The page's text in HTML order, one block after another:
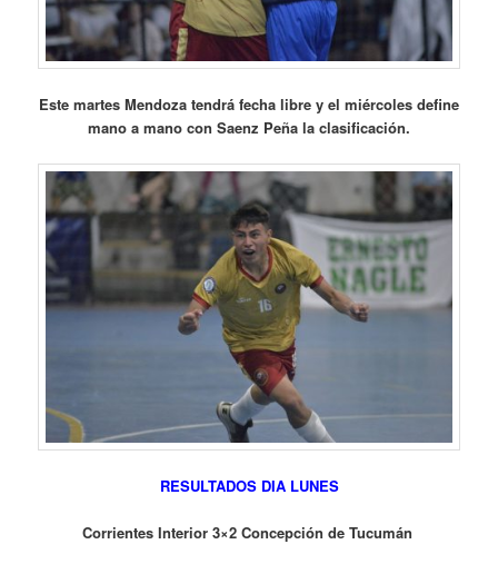
Este martes Mendoza tendrá fecha libre y el miércoles define
mano a mano con Saenz Peña la clasificación.
RESULTADOS DIA LUNES
Corrientes Interior 3×2 Concepción de Tucumán